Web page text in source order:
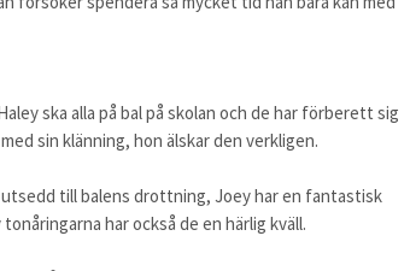
ska alla på bal på skolan och de har förberett sig
sin klänning, hon älskar den verkligen.
till balens drottning, Joey har en fantastisk
har också de en härlig kväll.